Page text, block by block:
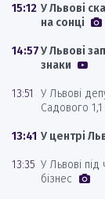
15:12 У Львові
на сонці
14:57У Львові
знаки
13:51
У Львові
Садового
13:41 У центрі
13:35 У Львові
бізнес